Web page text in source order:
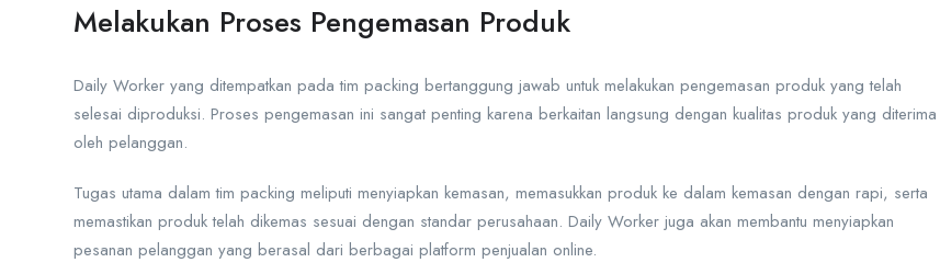
Melakukan Proses Pengemasan Produk
Daily Worker yang ditempatkan pada tim packing bertanggung jawab untuk melakukan pengemasan produk yang telah
selesai diproduksi. Proses pengemasan ini sangat penting karena berkaitan langsung dengan kualitas produk yang diterima
oleh pelanggan.
Tugas utama dalam tim packing meliputi menyiapkan kemasan, memasukkan produk ke dalam kemasan dengan rapi, serta
memastikan produk telah dikemas sesuai dengan standar perusahaan. Daily Worker juga akan membantu menyiapkan
pesanan pelanggan yang berasal dari berbagai platform penjualan online.